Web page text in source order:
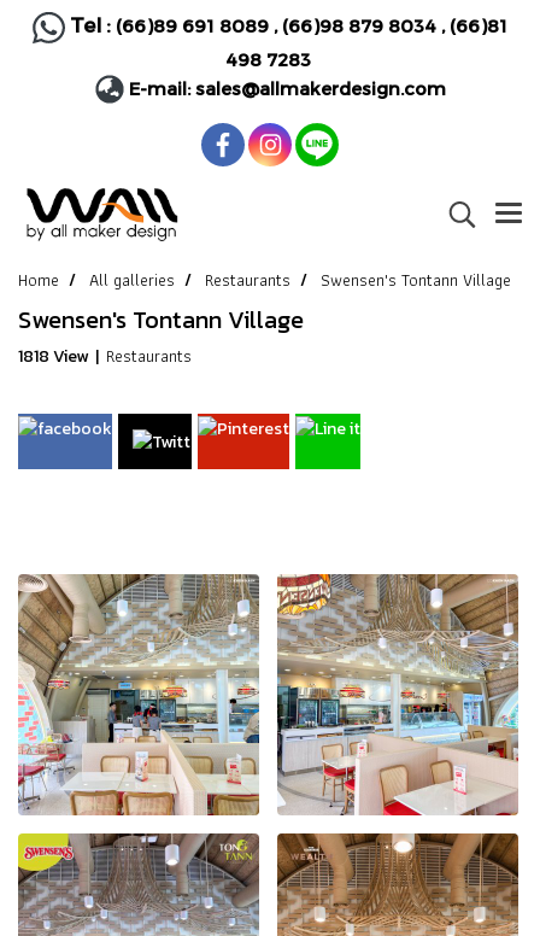
Tel : (66)89 691 8089, (66)98 879 8034, (66)81
498 7283
E-mail:sales@allmakerdesign.com
Home All galleries Restaurants Swensen's Tontann Village
Swensen's Tontann Village
1818 View | Restaurants